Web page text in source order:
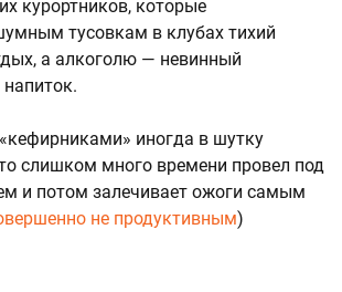
курортников, которые
тусовкам в клубах тихий
а алкоголю — невинный
иногда в шутку
слишком много времени провел под
и потом залечивает ожоги самым
не продуктивным)